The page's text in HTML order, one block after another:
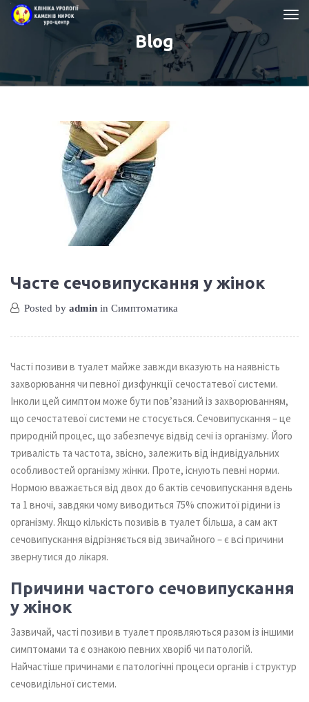
Blog
Часте сечовипускання у жінок
Posted by admin in Симптоматика
Часті позиви в туалет майже завжди вказують на наявність
захворювання чи певної дизфункції сечостатевої системи.
Інколи цей симптом може бути пов’язаний із захворюванням,
що сечостатевої системи не стосується. Сечовипускання – це
природній процес, що забезпечує відвід сечі із організму. Його
тривалість та частота, звісно, залежить від індивідуальних
особливостей організму жінки. Проте, існують певні норми.
Нормою вважається від двох до 6 актів сечовипускання вдень
та 1 вночі, завдяки чому виводиться 75% спожитої рідини із
організму. Якщо кількість позивів в туалет більша, а сам акт
сечовипускання відрізняється від звичайного – є всі причини
звернутися до лікаря.
Причини частого сечовипускання
у жінок
Зазвичай, часті позиви в туалет проявляються разом із іншими
симптомами та є ознакою певних хворіб чи патологій.
Найчастіше причинами є патологічні процеси органів і структур
сечовидільної системи.